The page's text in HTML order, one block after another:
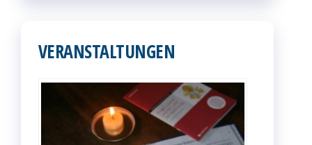
VERANSTALTUNGEN